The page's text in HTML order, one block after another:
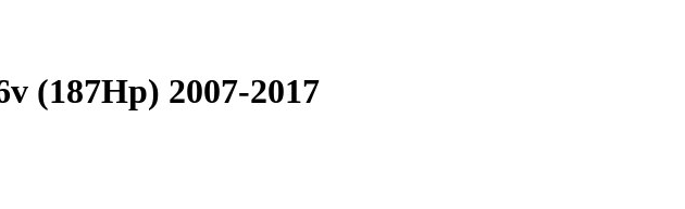
(187Hp) 2007-2017